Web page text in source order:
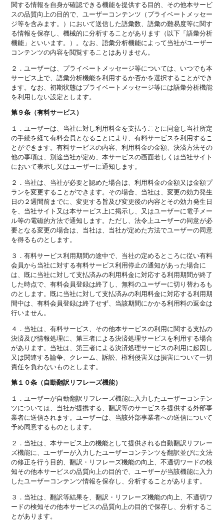
関する情報を自身が確認できる機能を提供する目的、その他本サービ
スの品質向上の目的で、ユーザーコンテンツ（プライベートメッセー
ジ等を含みます。）において送信した語彙数、語彙の難易度等に関す
る情報を保存し、機械的に分析することがあります（以下「語彙分析
機能」といいます。）。なお、語彙分析機能によって当社がユーザー
コンテンツの内容を閲覧することはありません。
２．ユーザーは、プライベートメッセージ等については、いつでも本
サービス上で、語彙分析機能を利用するか否かを選択することができ
ます。なお、初期状態はプライベートメッセージ等には語彙分析機能
を利用しない設定とします。
第９条（有料サービス）
１．ユーザーは、当社に対し利用料金を支払うことに同意し当社所定
の手続を経て有料会員となることにより、有料サービスを利用するこ
とができます。有料サービスの内容、利用料金の金額、決済方法その
他の事項は、別途当社が定め、本サービスの画面若しくは当社サイト
において表示し又はユーザーに通知します。
２．当社は、当社が必要と認めた場合は、利用料金の金額又は金額プ
ランを変更することができます。その場合、当社は、変更の効力発生
日の２週間前までに、変更する旨及び変更後の内容とその効力発生日
を、当社サイト又は本サービス上に掲示し、又はユーザーに電子メー
ル等の電磁的方法で通知します。ただし、法令上ユーザーの同意が必
要となる変更の場合は、当社は、当社が定めた方法でユーザーの同意
を得るものとします。
３．有料サービス利用期間の途中で、当社の定めるところに従い有料
会員から当社に対する有料サービス利用停止の通知があった場合に
は、既に当社に対して支払済みの利用料金に対応する利用期間が終了
した時点で、有料会員登録は終了し、無料のユーザーに切り替わるも
のとします。既に当社に対して支払済みの利用料金に対応する利用期
間中は、有料会員登録は終了せず、当該期間にかかる利用料の返金は
行いません。
４．当社は、有料サービス、その他本サービスの利用に関する支払の
決済及び情報処理に、第三者による決済処理サービスを利用する場合
があります。当社は、第三者による決済処理サービスの利用に起因し
又は関連する論争、クレーム、訴訟、権利侵害又は損害について一切
責任を負わないものとします。
第１０条（自動翻訳リフレーズ機能）
１．ユーザーが自動翻訳リフレーズ機能に入力したユーザーコンテン
ツについては、当社が提携する、翻訳等のサービスを提供する外部事
業者に送信されます。ユーザーは、当該外部事業者への送信について
予め同意するものとします。
２．当社は、本サービス上の機能として提供される自動翻訳リフレー
ズ機能に、ユーザーが入力したユーザーコンテンツを翻訳並びに文法
の修正を行う目的、翻訳・リフレーズ機能の向上、不適切ワードの検
知その他本サービスの品質向上の目的で、ユーザーが当該機能に入力
したユーザーコンテンツ情報を保存し、分析することがあります。
３．当社は、翻訳等結果を、翻訳・リフレーズ機能の向上、不適切ワ
ードの検知その他本サービスの品質向上の目的で保存し、分析するこ
とがあります。